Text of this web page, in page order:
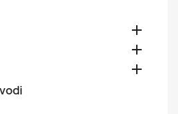


